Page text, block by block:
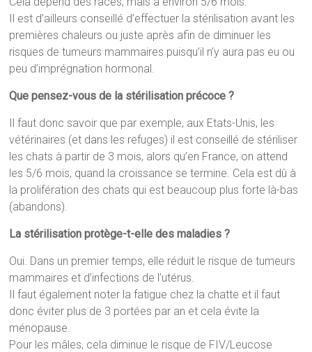
Il est d’ailleurs conseillé d’effectuer la stérilisation avant les
premières chaleurs ou juste après afin de diminuer les
risques de tumeurs mammaires puisqu’il n’y aura pas eu ou
peu d’imprégnation hormonal.
Que pensez-vous de la stérilisation précoce ?
Il faut donc savoir que par exemple, aux Etats-Unis, les
vétérinaires (et dans les refuges) il est conseillé de stériliser
les chats à partir de 3 mois, alors qu’en France, on attend
les 5/6 mois, quand la croissance se termine. Cela est dû à
la prolifération des chats qui est beaucoup plus forte là-bas
(abandons).
La stérilisation protège-t-elle des maladies ?
Oui. Dans un premier temps, elle réduit le risque de tumeurs
mammaires et d’infections de l’utérus.
Il faut également noter la fatigue chez la chatte et il faut
donc éviter plus de 3 portées par an et cela évite la
ménopause.
Pour les mâles, cela diminue le risque de FIV/Leucose